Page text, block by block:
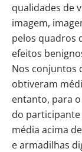
qualidades de
imagem,
pelos quadros
efeitos
Nos conjuntos
obtiveram
entanto, para
do participante
média acima
e armadilhas